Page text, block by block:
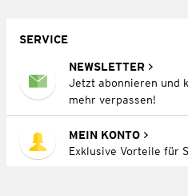
SERVICE
NEWSLETTER
Jetzt abonnieren und
mehr verpassen!
MEIN KONTO
Exklusive Vorteile für